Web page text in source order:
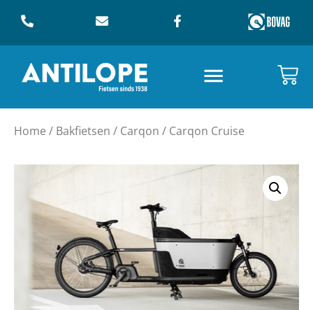
Home / Bakfietsen / Carqon / Carqon Cruise